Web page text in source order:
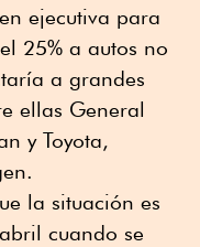
ejecutiva para
25% a autos no
a grandes
ellas General
y Toyota,
la situación es
cuando se